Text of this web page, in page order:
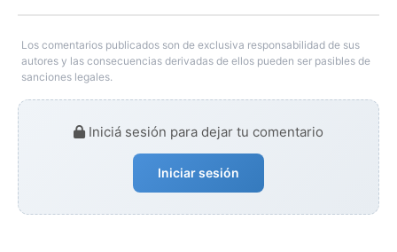
Los comentarios publicados son de exclusiva responsabilidad de sus
autores y las consecuencias derivadas de ellos pueden ser pasibles de
sanciones legales.
Iniciá sesión para dejar tu comentario
Iniciar sesión